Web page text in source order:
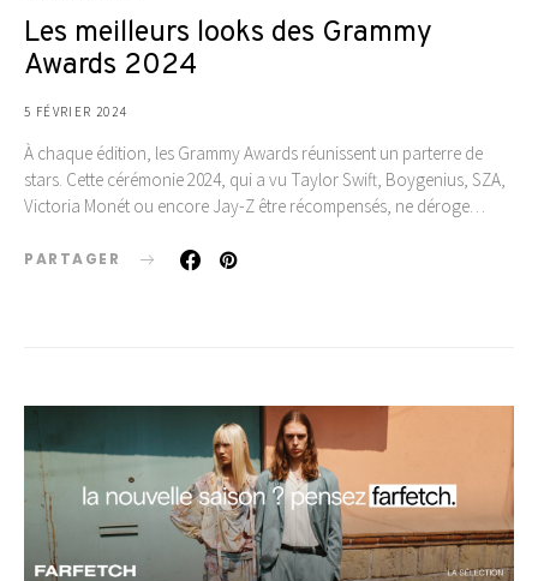
Les meilleurs looks des Grammy
Awards 2024
5 FÉVRIER 2024
À chaque édition, les Grammy Awards réunissent un parterre de
stars. Cette cérémonie 2024, qui a vu Taylor Swift, Boygenius, SZA,
Victoria Monét ou encore Jay-Z être récompensés, ne déroge…
PARTAGER